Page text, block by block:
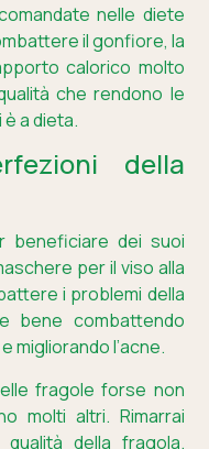
nelle diete
il gonfiore, la
calorico molto
che rendono le
a dieta.
della
beneficiare dei suoi
per il viso alla
i problemi della
bene combattendo
migliorando l’acne.
fragole forse non
molti altri. Rimarrai
della fragola.